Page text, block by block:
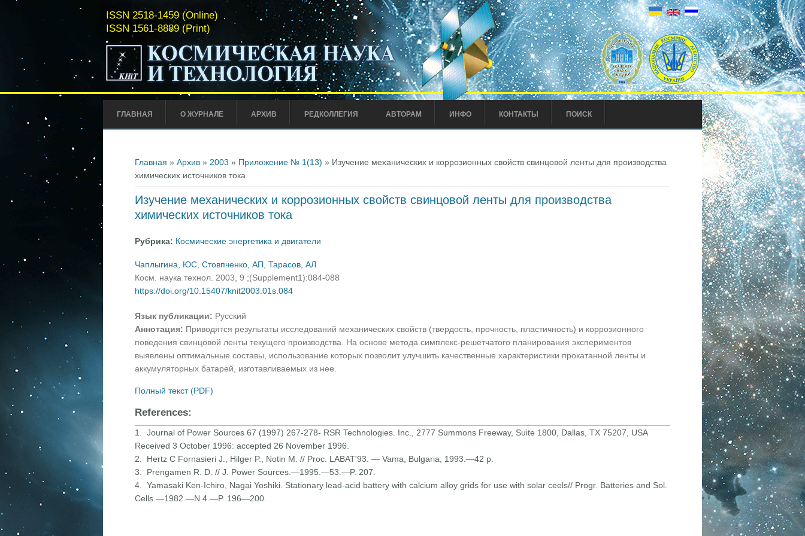
ISSN 2518-1459 (Online)
ISSN 1561-8889 (Print)
ГЛАВНАЯ О ЖУРНАЛЕ АРХИВ РЕДКОЛЛЕГИЯ АВТОРАМ ИНФО КОНТАКТЫ ПОИСК
Главная » Архив» 2003 » Приложение № 1(13) » Изучение механических и коррозионных свойств свинцовой ленты для производства
химических источников тока
Изучение механических и коррозионных свойств свинцовой ленты для производства
химических источников тока
Рубрика: Космические энергетика и двигатели
Чаплыгина, ЮС, Стовпченко, АП, Тарасов, АЛ
Косм. наука технол. 2003, 9 ;(Supplement1):084-088
https://doi.org/10.15407/knit2003.01s.084
Язык публикации: Русский
Аннотация: Приводятся результаты исследований механических свойств (твердость, прочность, пластичность) и коррозионного
поведения свинцовой ленты текущего производства. На основе метода симплекс-решетчатого планирования экспериментов
выявлены оптимальные составы, использование которых позволит улучшить качественные характеристики прокатанной ленты и
аккумуляторных батарей, изготавливаемых из нее.
Полный текст (PDF)
References:
1. Journal of Power Sources 67 (1997) 267-278- RSR Technologies. Inc., 2777 Summons Freeway, Suite 1800, Dallas, TX 75207, USA
Received 3 October 1996: accepted 26 November 1996.
2. Hertz С Fornasieri J., Hilger P., Notin M. // Proc. LABAT'93. — Vama, Bulgaria, 1993.—42 p.
3. Prengamen R. D. // J. Power Sources.—1995.—53.—P. 207.
4. Yamasaki Ken-Ichiro, Nagai Yoshiki. Stationary lead-acid battery with calcium alloy grids for use with solar ceels// Progr. Batteries and Sol.
Cells.—1982.—N 4.—P. 196—200.